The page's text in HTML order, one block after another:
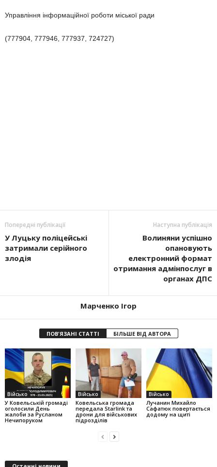
Управління інформаційної роботи міської ради
(777904, 777946, 777937, 724727)
Попередні публікації
У Луцьку поліцейські
затримали серійного
злодія
Наступна публікація
Волиняни успішно
опановують
електронний формат
отримання адмінпослуг в
органах ДПС
Марченко Ігор
ПОВ'ЯЗАНІ СТАТТІ БІЛЬШЕ ВІД АВТОРА
Військо
У Ковельській громаді
оголосили День
жалоби за Русланом
Нечипоруком
Військо
Ковельська громада
передала Starlink та
дрони для військових
підрозділів
Військо
Лучанин Михайло
Сафатюк повертається
додому на щиті